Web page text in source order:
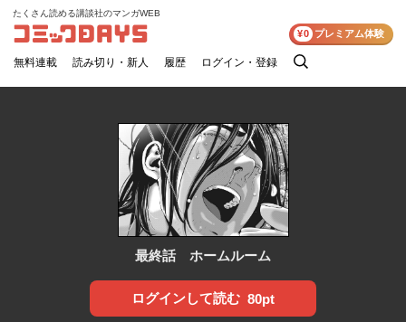
コミックDAYS
たくさん読める講談社のマンガWEB
無料連載 読み切り・新人 履歴 ログイン・登録
検
¥0 プレミアム体験
最終話 ホームルーム
ログインして読む 80pt